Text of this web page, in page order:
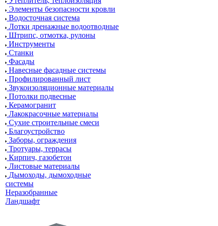
Элементы безопасности кровли
Водосточная система
Лотки дренажные водоотводные
Штрипс, отмотка, рулоны
Инструменты
Станки
Фасады
Навесные фасадные системы
Профилированный лист
Звукоизоляционные материалы
Потолки подвесные
Керамогранит
Лакокрасочные материалы
Сухие строительные смеси
Благоустройство
Заборы, ограждения
Тротуары, террасы
Кирпич, газобетон
Листовые материалы
Дымоходы, дымоходные
системы
Неразобранные
Ландшафт